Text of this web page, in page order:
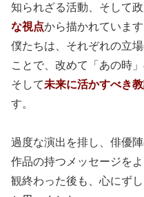
知られざる活動、そして
な視点から描かれています
僕たちは、それぞれの立
ことで、改めて「あの時
そして未来に活かすべき教
す。
過度な演出を排し、俳優
作品の持つメッセージを
観終わった後も、心にずし